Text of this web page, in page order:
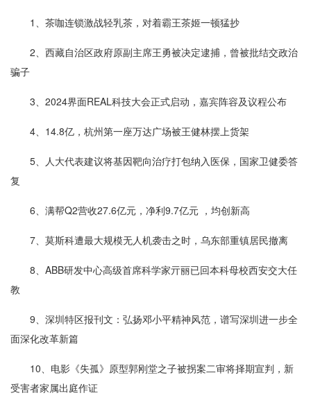
1、茶咖连锁激战轻乳茶，对着霸王茶姬一顿猛抄
2、西藏自治区政府原副主席王勇被决定逮捕，曾被批结交政治
骗子
3、2024界面REAL科技大会正式启动，嘉宾阵容及议程公布
4、14.8亿，杭州第一座万达广场被王健林摆上货架
5、人大代表建议将基因靶向治疗打包纳入医保，国家卫健委答
复
6、满帮Q2营收27.6亿元，净利9.7亿元 ，均创新高
7、莫斯科遭最大规模无人机袭击之时，乌东部重镇居民撤离
8、ABB研发中心高级首席科学家亓丽已回本科母校西安交大任
教
9、深圳特区报刊文：弘扬邓小平精神风范，谱写深圳进一步全
面深化改革新篇
10、电影《失孤》原型郭刚堂之子被拐案二审将择期宣判，新
受害者家属出庭作证